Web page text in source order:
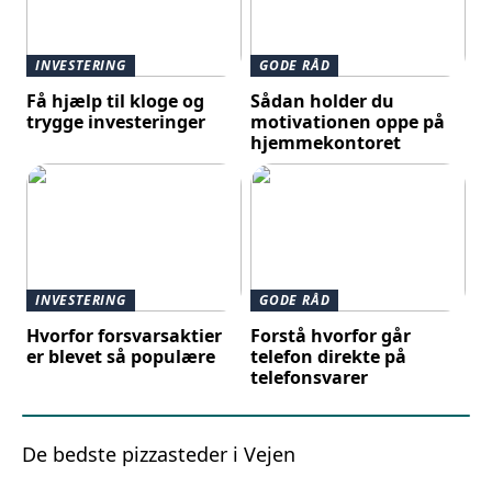
INVESTERING
Få hjælp til kloge og
trygge investeringer
GODE RÅD
Sådan holder du
motivationen oppe på
hjemmekontoret
INVESTERING
Hvorfor forsvarsaktier
er blevet så populære
GODE RÅD
Forstå hvorfor går
telefon direkte på
telefonsvarer
De bedste pizzasteder i Vejen